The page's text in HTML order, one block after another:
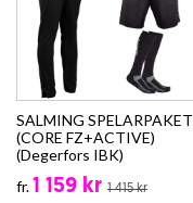
SALMING SPELARPAKET
(CORE FZ+ACTIVE)
(Degerfors IBK)
fr.1 159 kr 1 415 kr